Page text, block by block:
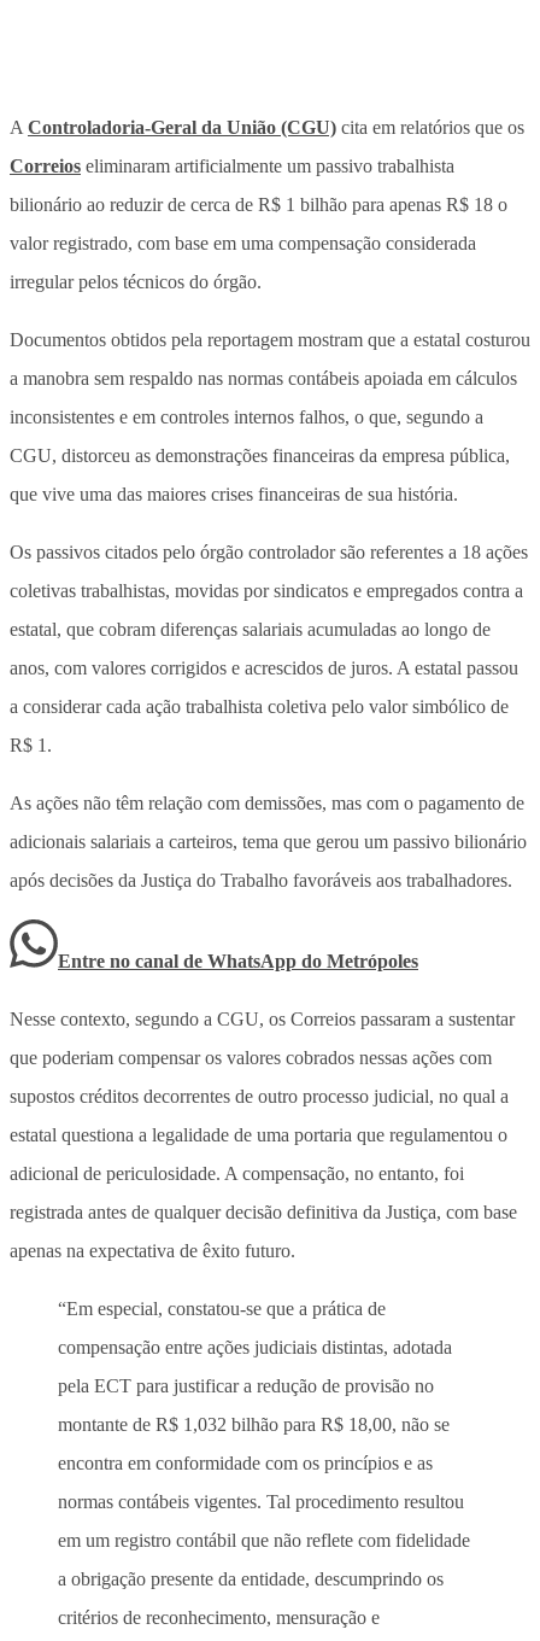
A Controladoria-Geral da União (CGU) cita em relatórios que os
Correios eliminaram artificialmente um passivo trabalhista
bilionário ao reduzir de cerca de R$ 1 bilhão para apenas R$ 18 o
valor registrado, com base em uma compensação considerada
irregular pelos técnicos do órgão.
Documentos obtidos pela reportagem mostram que a estatal costurou
a manobra sem respaldo nas normas contábeis apoiada em cálculos
inconsistentes e em controles internos falhos, o que, segundo a
CGU, distorceu as demonstrações financeiras da empresa pública,
que vive uma das maiores crises financeiras de sua história.
Os passivos citados pelo órgão controlador são referentes a 18 ações
coletivas trabalhistas, movidas por sindicatos e empregados contra a
estatal, que cobram diferenças salariais acumuladas ao longo de
anos, com valores corrigidos e acrescidos de juros. A estatal passou
a considerar cada ação trabalhista coletiva pelo valor simbólico de
R$ 1.
As ações não têm relação com demissões, mas com o pagamento de
adicionais salariais a carteiros, tema que gerou um passivo bilionário
após decisões da Justiça do Trabalho favoráveis aos trabalhadores.
Entre no canal de WhatsApp do Metrópoles
Nesse contexto, segundo a CGU, os Correios passaram a sustentar
que poderiam compensar os valores cobrados nessas ações com
supostos créditos decorrentes de outro processo judicial, no qual a
estatal questiona a legalidade de uma portaria que regulamentou o
adicional de periculosidade. A compensação, no entanto, foi
registrada antes de qualquer decisão definitiva da Justiça, com base
apenas na expectativa de êxito futuro.
“Em especial, constatou-se que a prática de
compensação entre ações judiciais distintas, adotada
pela ECT para justificar a redução de provisão no
montante de R$ 1,032 bilhão para R$ 18,00, não se
encontra em conformidade com os princípios e as
normas contábeis vigentes. Tal procedimento resultou
em um registro contábil que não reflete com fidelidade
a obrigação presente da entidade, descumprindo os
critérios de reconhecimento, mensuração e